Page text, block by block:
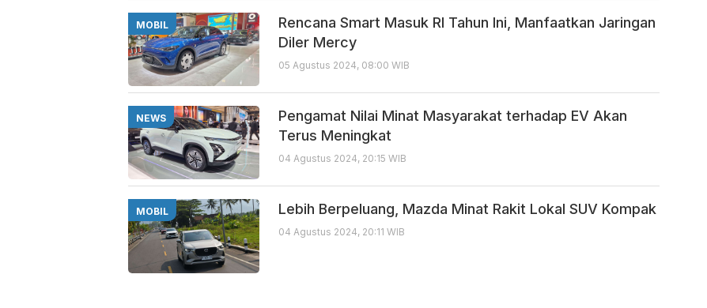
MOBIL
Rencana Smart Masuk RI Tahun Ini, Manfaatkan Jaringan
Diler Mercy
05 Agustus 2024, 08:00 WIB
NEWS
Pengamat Nilai Minat Masyarakat terhadap EV Akan
Terus Meningkat
04 Agustus 2024, 20:15 WIB
MOBIL Lebih Berpeluang, Mazda Minat Rakit Lokal SUV Kompak
04 Agustus 2024, 20:11 WIB